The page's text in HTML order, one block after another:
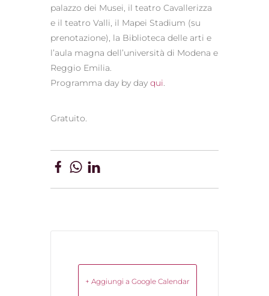
palazzo dei Musei, il teatro Cavallerizza
e il teatro Valli, il Mapei Stadium (su
prenotazione), la Biblioteca delle arti e
l’aula magna dell’università di Modena e
Reggio Emilia.
Programma day by day qui.
Gratuito.
+ Aggiungi a Google Calendar